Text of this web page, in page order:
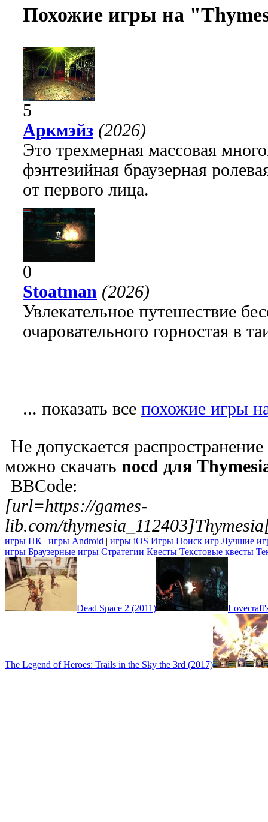
Похожие игры на
5
Аркмэйз (2026)
Это трехмерная массовая
фэнтезийная браузерная
от первого лица.
0
Stoatman (2026)
Увлекательное путешествие
очаровательного горностая в
... показать все похожие игры
Не допускается
можно скачать nocd для
BBCode:
[url=https://games-
lib.com/
игры ПК | игры Android | игры iOS Игры Поиск игр Лучшие
игры Браузерные игры Стратегии Квесты Текстовые квесты
Dead Space 2 (2011)
The Legend of Heroes: Trails in the Sky the 3rd (2017)